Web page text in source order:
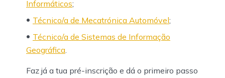
Informáticos;
Técnico/a de Mecatrónica Automóvel;
Técnico/a de Sistemas de Informação
Geográfica.
Faz já a tua pré-inscrição e dá o primeiro passo